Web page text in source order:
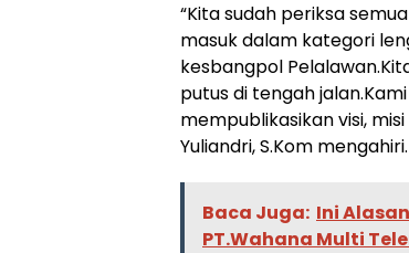
“Kita sudah periksa
masuk dalam kategori
kesbangpol
putus di tengah
mempublikasikan visi,
Yuliandri, S.Kom mengahiri.
Baca Juga: Ini
PT.Wahana Multi